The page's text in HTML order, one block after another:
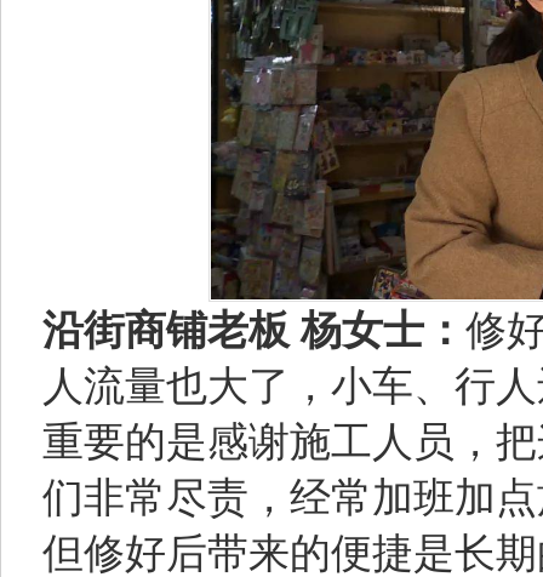
沿街商铺老板 杨女士： 修
人流量也大了，小车、行
重要的是感谢施工人员，
们非常尽责，经常加班加
但修好后带来的便捷是长